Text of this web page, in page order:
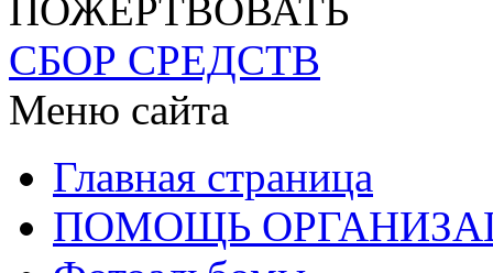
ПОЖЕРТВОВАТЬ
СБОР СРЕДСТВ
Меню сайта
Главная страница
ПОМОЩЬ